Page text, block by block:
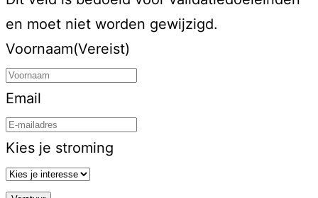
en moet niet worden gewijzigd.
Voornaam(Vereist)
Email
Kies je stroming